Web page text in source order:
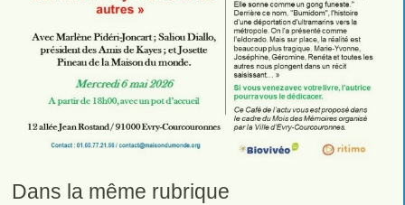
Dans la même rubrique